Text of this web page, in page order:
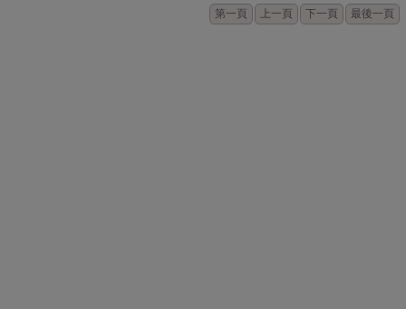
第一頁 上一頁 下一頁 最後一頁